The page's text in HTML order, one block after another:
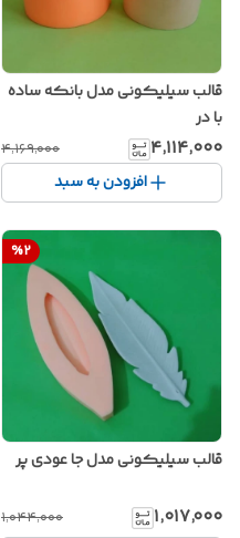
قالب سیلیکونی مدل بانکه ساده
با در
۴٬۱۱۴٬۰۰۰ ۴٬۱۶۹٬۰۰۰
افزودن به سبد
%2
قالب سیلیکونی مدل جا عودی پر
۱٬۰۱۷٬۰۰۰ ۱٬۰۴۴٬۰۰۰